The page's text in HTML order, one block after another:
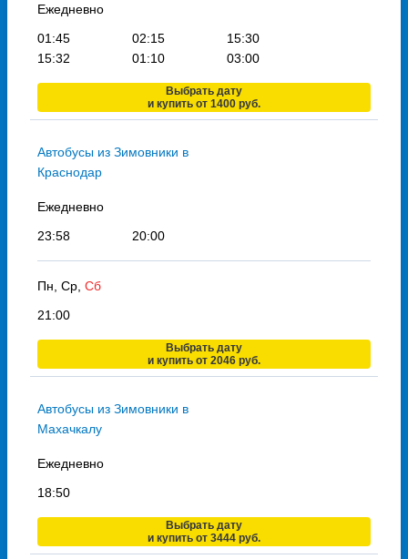
Ежедневно
01:45
02:15
15:30
15:32
01:10 03:00
Выбрать дату
и купить от 1400 руб.
Автобусы из Зимовники в
Краснодар
Ежедневно
23:58
20:00
Пн, Ср, Сб
21:00
Выбрать дату
и купить от 2046 руб.
Автобусы из Зимовники в
Махачкалу
Ежедневно
18:50
Выбрать дату
и купить от 3444 руб.